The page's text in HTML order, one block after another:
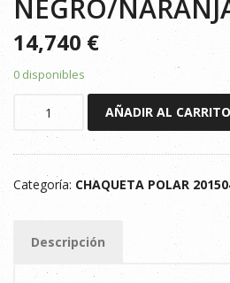
NEGRO/
14,740€
0 disponibles
201504
cantidad
AÑADIR AL CARRITO
Categoría: CHAQUETA POLAR
Descripción